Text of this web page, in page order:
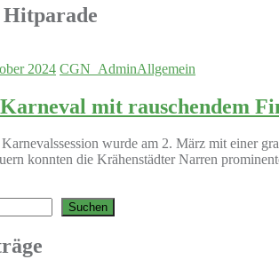
Hitparade
2024 CGN_AdminAllgemein
mit rauschendem
wurde am 2. März mit einer
konnten die Krähenstädter Narren
Suchen